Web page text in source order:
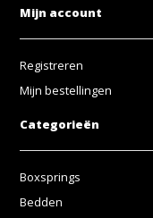
Mijn account
Registreren
Mijn bestellingen
Categorieën
Boxsprings
Bedden